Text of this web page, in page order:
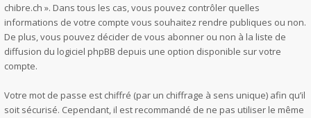
chibre.ch ». Dans tous les cas, vous pouvez contrôler quelles
informations de votre compte vous souhaitez rendre publiques ou non.
De plus, vous pouvez décider de vous abonner ou non à la liste de
diffusion du logiciel phpBB depuis une option disponible sur votre
compte.
Votre mot de passe est chiffré (par un chiffrage à sens unique) afin qu’il
soit sécurisé. Cependant, il est recommandé de ne pas utiliser le même